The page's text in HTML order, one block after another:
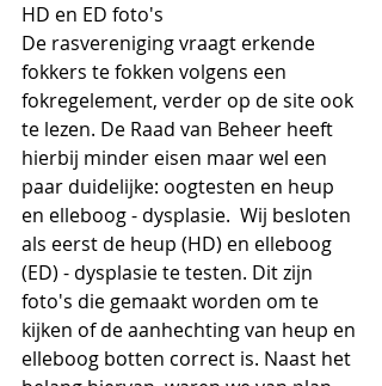
HD en ED foto's
De rasvereniging vraagt erkende
fokkers te fokken volgens een
fokregelement, verder op de site ook
te lezen. De Raad van Beheer heeft
hierbij minder eisen maar wel een
paar duidelijke: oogtesten en heup
en elleboog - dysplasie.  Wij besloten
als eerst de heup (HD) en elleboog
(ED) - dysplasie te testen. Dit zijn
foto's die gemaakt worden om te
kijken of de aanhechting van heup en
elleboog botten correct is. Naast het